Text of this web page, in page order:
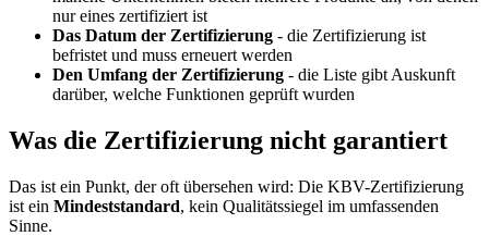
nur eines zertifiziert ist
Das Datum der Zertifizierung - die Zertifizierung ist
befristet und muss erneuert werden
Den Umfang der Zertifizierung - die Liste gibt Auskunft
darüber, welche Funktionen geprüft wurden
Was die Zertifizierung nicht garantiert
Das ist ein Punkt, der oft übersehen wird: Die KBV-Zertifizierung
ist ein Mindeststandard, kein Qualitätssiegel im umfassenden
Sinne.